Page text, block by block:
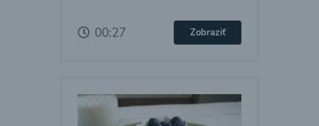
00:27 Zobraziť